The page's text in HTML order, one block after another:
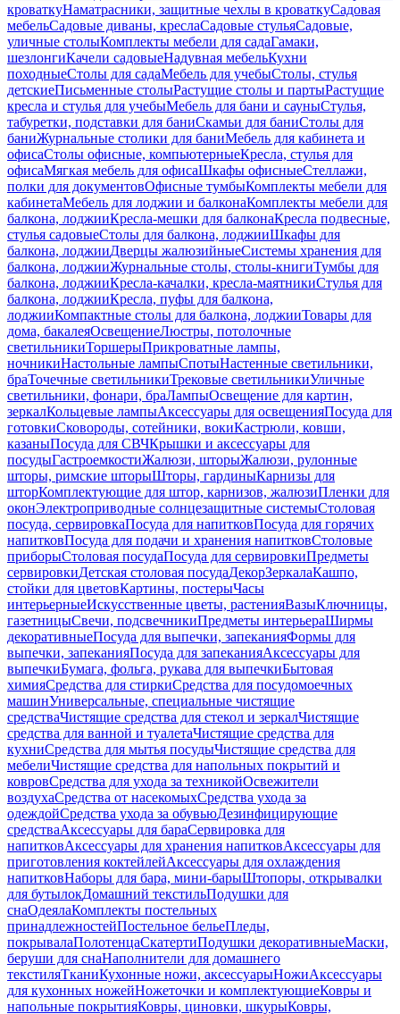
кроваткуНаматрасники, защитные чехлы в кроваткуСадовая
мебельСадовые диваны, креслаСадовые стульяСадовые,
уличные столыКомплекты мебели для садаГамаки,
шезлонгиКачели садовыеНадувная мебельКухни
походныеСтолы для садаМебель для учебыСтолы, стулья
детскиеПисьменные столыРастущие столы и партыРастущие
кресла и стулья для учебыМебель для бани и сауныСтулья,
табуретки, подставки для баниСкамьи для баниСтолы для
баниЖурнальные столики для баниМебель для кабинета и
офисаСтолы офисные, компьютерныеКресла, стулья для
офисаМягкая мебель для офисаШкафы офисныеСтеллажи,
полки для документовОфисные тумбыКомплекты мебели для
кабинетаМебель для лоджии и балконаКомплекты мебели для
балкона, лоджииКресла-мешки для балконаКресла подвесные,
стулья садовыеСтолы для балкона, лоджииШкафы для
балкона, лоджииДверцы жалюзийныеСистемы хранения для
балкона, лоджииЖурнальные столы, столы-книгиТумбы для
балкона, лоджииКресла-качалки, кресла-маятникиСтулья для
балкона, лоджииКресла, пуфы для балкона,
лоджииКомпактные столы для балкона, лоджииТовары для
дома, бакалеяОсвещениеЛюстры, потолочные
светильникиТоршерыПрикроватные лампы,
ночникиНастольные лампыСпотыНастенные светильники,
браТочечные светильникиТрековые светильникиУличные
светильники, фонари, браЛампыОсвещение для картин,
зеркалКольцевые лампыАксессуары для освещенияПосуда для
готовкиСковороды, сотейники, вокиКастрюли, ковши,
казаныПосуда для СВЧКрышки и аксессуары для
посудыГастроемкостиЖалюзи, шторыЖалюзи, рулонные
шторы, римские шторыШторы, гардиныКарнизы для
шторКомплектующие для штор, карнизов, жалюзиПленки для
оконЭлектроприводные солнцезащитные системыСтоловая
посуда, сервировкаПосуда для напитковПосуда для горячих
напитковПосуда для подачи и хранения напитковСтоловые
приборыСтоловая посудаПосуда для сервировкиПредметы
сервировкиДетская столовая посудаДекорЗеркалаКашпо,
стойки для цветовКартины, постерыЧасы
интерьерныеИскусственные цветы, растенияВазыКлючницы,
газетницыСвечи, подсвечникиПредметы интерьераШирмы
декоративныеПосуда для выпечки, запеканияФормы для
выпечки, запеканияПосуда для запеканияАксессуары для
выпечкиБумага, фольга, рукава для выпечкиБытовая
химияСредства для стиркиСредства для посудомоечных
машинУниверсальные, специальные чистящие
средстваЧистящие средства для стекол и зеркалЧистящие
средства для ванной и туалетаЧистящие средства для
кухниСредства для мытья посудыЧистящие средства для
мебелиЧистящие средства для напольных покрытий и
ковровСредства для ухода за техникойОсвежители
воздухаСредства от насекомыхСредства ухода за
одеждойСредства ухода за обувьюДезинфицирующие
средстваАксессуары для бараСервировка для
напитковАксессуары для хранения напитковАксессуары для
приготовления коктейлейАксессуары для охлаждения
напитковНаборы для бара, мини-барыШтопоры, открывалки
для бутылокДомашний текстильПодушки для
снаОдеялаКомплекты постельных
принадлежностейПостельное бельеПледы,
покрывалаПолотенцаСкатертиПодушки декоративныеМаски,
беруши для снаНаполнители для домашнего
текстиляТканиКухонные ножи, аксессуарыНожиАксессуары
для кухонных ножейНожеточки и комплектующиеКовры и
напольные покрытияКовры, циновки, шкурыКовры,